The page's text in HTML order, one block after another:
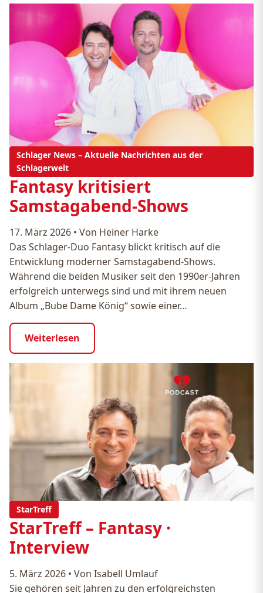
Schlager News – Aktuelle Nachrichten aus der
Schlagerwelt
Fantasy kritisiert
Samstagabend-Shows
17. März 2026 • Von Heiner Harke
Das Schlager-Duo Fantasy blickt kritisch auf die
Entwicklung moderner Samstagabend-Shows.
Während die beiden Musiker seit den 1990er-Jahren
erfolgreich unterwegs sind und mit ihrem neuen
Album „Bube Dame König“ sowie einer…
Weiterlesen
StarTreff
StarTreff – Fantasy ·
Interview
5. März 2026 • Von Isabell Umlauf
Sie gehören seit Jahren zu den erfolgreichsten